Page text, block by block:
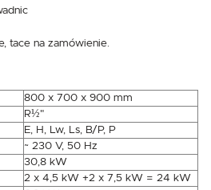
tace na zamówienie.
800 x 700 x 900 mm
R½"
E, H, Lw, Ls, B/P, P
~ 230 V, 50 Hz
30,8 kW
2 x 4,5 kW +2 x 7,5 kW = 24 kW